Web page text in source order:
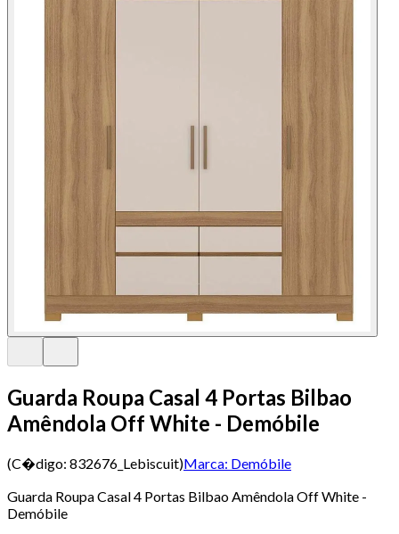
Guarda Roupa Casal 4 Portas Bilbao
Amêndola Off White - Demóbile
(C�digo: 832676_Lebiscuit)Marca: Demóbile
Guarda Roupa Casal 4 Portas Bilbao Amêndola Off White -
Demóbile